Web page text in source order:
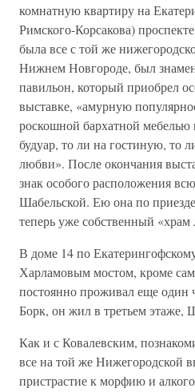
комнатную квартиру на
Римского-Корсакова)
была все с той же
Нижнем Новгороде, был
павильон, который приобрел
выставке, «амурную
роскошной бархатной
будуар, то ли на гостиную, то
любви». После окончания
знак особого расположения
Шабельской. Ею она по
теперь уже собственный
В доме 14 по
Харламовым мостом, кроме
постоянно проживал еще один
Борк, он жил в третьем этаже,
Как и с Ковалевским,
все на той же Нижегородской
пристрастие к морфию и